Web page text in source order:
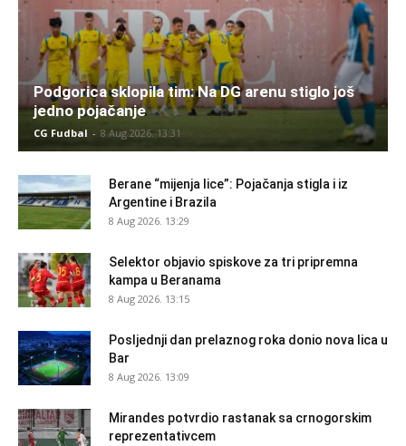
Podgorica sklopila tim: Na DG arenu stiglo još
jedno pojačanje
CG Fudbal - 8 Aug 2026. 13:31
Berane “mijenja lice”: Pojačanja stigla i iz
Argentine i Brazila
8 Aug 2026. 13:29
Selektor objavio spiskove za tri pripremna
kampa u Beranama
8 Aug 2026. 13:15
Posljednji dan prelaznog roka donio nova lica u
Bar
8 Aug 2026. 13:09
Mirandes potvrdio rastanak sa crnogorskim
reprezentativcem